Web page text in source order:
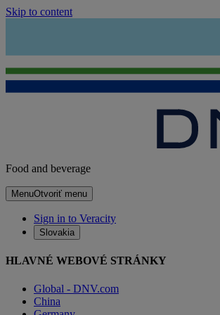
Skip to content
Food and beverage
MenuOtvoriť menu
Sign in to Veracity
Slovakia
HLAVNÉ WEBOVÉ STRÁNKY
Global - DNV.com
China